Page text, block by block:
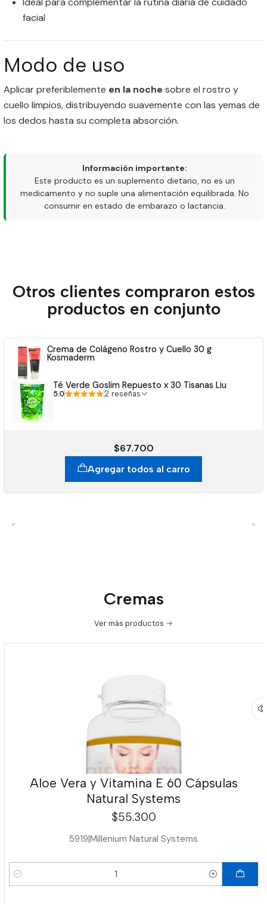
facial
Modo de uso
Aplicar preferiblemente en la noche sobre el rostro y
cuello limpios, distribuyendo suavemente con las yemas de
los dedos hasta su completa absorción.
Información importante:
Este producto es un suplemento dietario, no es un
medicamento y no suple una alimentación equilibrada. No
consumir en estado de embarazo o lactancia.
Otros clientes compraron estos
productos en conjunto
Crema de Colágeno Rostro y Cuello 30 g
Kosmaderm
Té Verde Goslim Repuesto x 30 Tisanas Liu
5.0 2 reseñas
$67.700
Agregar todos al carro
Cremas
Ver más productos
Aloe Vera y Vitamina E 60 Cápsulas
Natural Systems
$55.300
5919|Millenium Natural Systems
Cantidad